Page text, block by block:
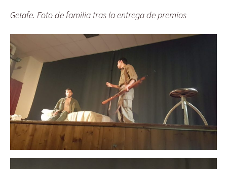
Getafe. Foto de familia tras la entrega de premios